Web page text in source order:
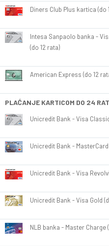
Diners Club Plus kartica (do
Intesa Sanpaolo banka -
(do 12 rata)
American Express (do 12
PLAĆANJE KARTICOM DO 24
Unicredit Bank - Visa
Unicredit Bank -
Unicredit Bank - Visa
Unicredit Bank - Visa Gold
NLB banka - Master Charge